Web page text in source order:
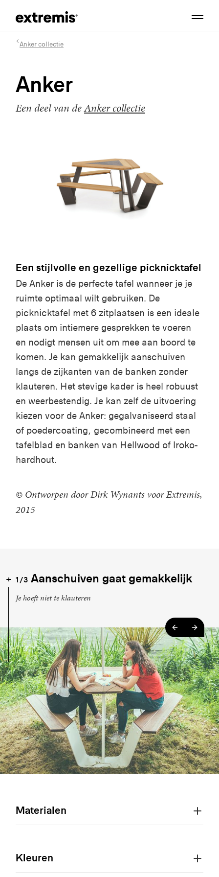
Anker collectie
Anker
Een deel van deAnker collectie
Een stijlvolle en gezellige picknicktafel
De Anker is de perfecte tafel wanneer je je
ruimte optimaal wilt gebruiken. De
picknicktafel met 6 zitplaatsen is een ideale
plaats om intiemere gesprekken te voeren
en nodigt mensen uit om mee aan boord te
komen. Je kan gemakkelijk aanschuiven
langs de zijkanten van de banken zonder
klauteren. Het stevige kader is heel robuust
en weerbestendig. Je kan zelf de uitvoering
kiezen voor de Anker: gegalvaniseerd staal
of poedercoating, gecombineerd met een
tafelblad en banken van Hellwood of Iroko-
hardhout.
© Ontworpen door Dirk Wynants voor Extremis,
2015
1/3 Aanschuiven gaat gemakkelijk
Je hoeft niet te klauteren
Materialen
Kleuren